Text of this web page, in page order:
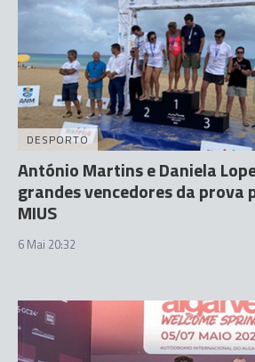
DESPORTO
António Martins e Daniela
grandes vencedores da prova
MIUS
6 Mai 20:32